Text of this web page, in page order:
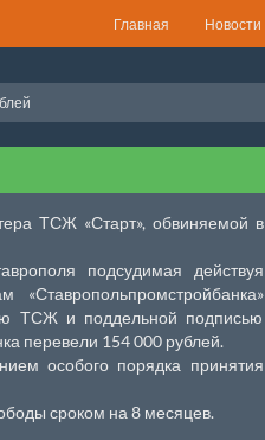
Главная Новости
ТСЖ «Старт», обвиняемой в
подсудимая действуя
ТСЖ и поддельной подписью
перевели 154 000 рублей.
особого порядка принятия
сроком на 8 месяцев.